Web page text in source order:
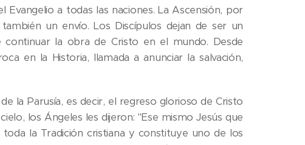
a todas las naciones. La Ascensión, por
un envío. Los Discípulos dejan de ser un
la obra de Cristo en el mundo. Desde
en la Historia, llamada a anunciar la salvación,
la Parusía, es decir, el regreso glorioso de Cristo
los Ángeles les dijeron: "Ese mismo Jesús que
la Tradición cristiana y constituye uno de los